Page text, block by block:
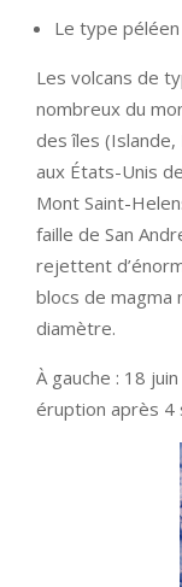
Le type péléen
Les volcans de
nombreux du
des îles (Islande,
aux États-Unis
Mont Saint-
faille de San
rejettent
blocs de magma
diamètre.
À gauche : 18
éruption après 4